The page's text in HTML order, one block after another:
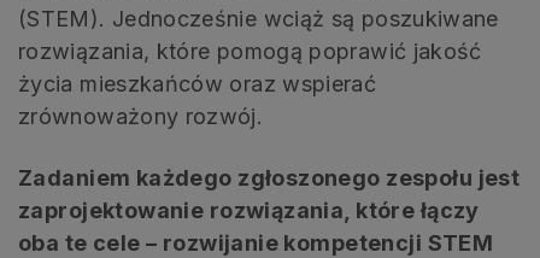
(STEM). Jednocześnie wciąż są poszukiwane
rozwiązania, które pomogą poprawić jakość
życia mieszkańców oraz wspierać
zrównoważony rozwój.
Zadaniem każdego zgłoszonego zespołu jest
zaprojektowanie rozwiązania, które łączy
oba te cele – rozwijanie kompetencji STEM